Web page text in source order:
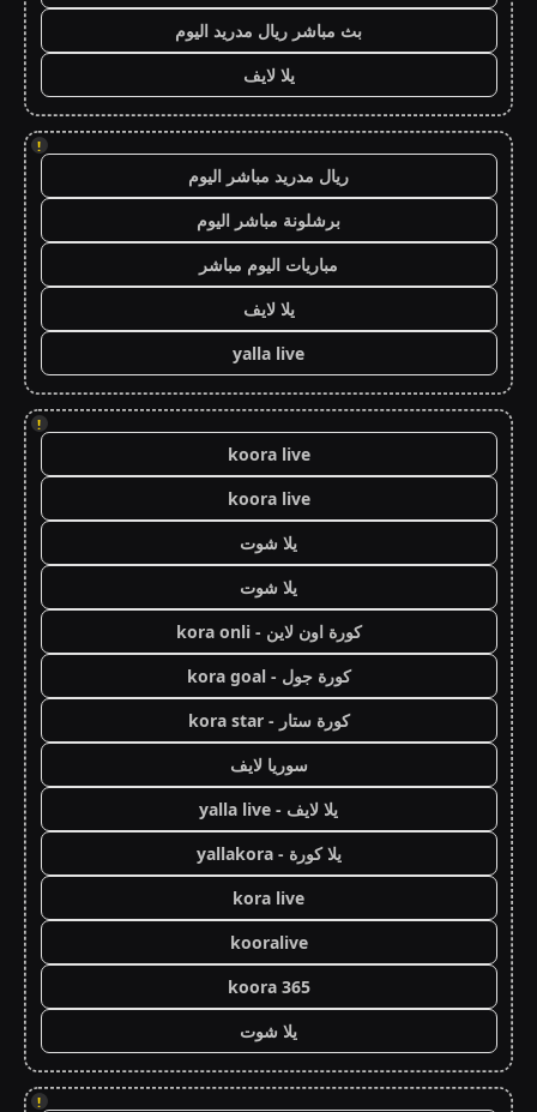
بث مباشر ريال مدريد اليوم
يلا لايف
!
ريال مدريد مباشر اليوم
برشلونة مباشر اليوم
مباريات اليوم مباشر
يلا لايف
yalla live
!
koora live
koora live
يلا شوت
يلا شوت
كورة اون لاين - kora onli
كورة جول - kora goal
كورة ستار - kora star
سوريا لايف
يلا لايف - yalla live
يلا كورة - yallakora
kora live
kooralive
koora 365
يلا شوت
!